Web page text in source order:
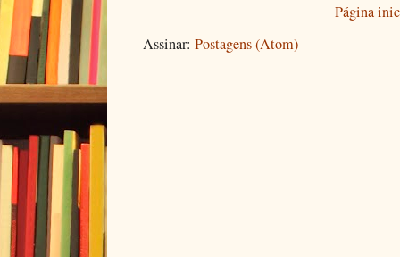
Página
Assinar: Postagens (Atom)